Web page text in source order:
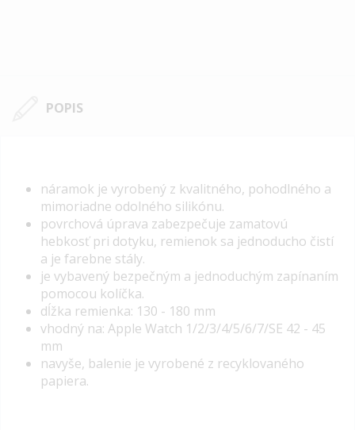
POPIS
náramok je vyrobený z kvalitného, pohodlného a
mimoriadne odolného silikónu.
povrchová úprava zabezpečuje zamatovú
hebkosť pri dotyku, remienok sa jednoducho čistí
a je farebne stály.
je vybavený bezpečným a jednoduchým zapínaním
pomocou kolíčka.
dĺžka remienka: 130 - 180 mm
vhodný na: Apple Watch 1/2/3/4/5/6/7/SE 42 - 45
mm
navyše, balenie je vyrobené z recyklovaného
papiera.